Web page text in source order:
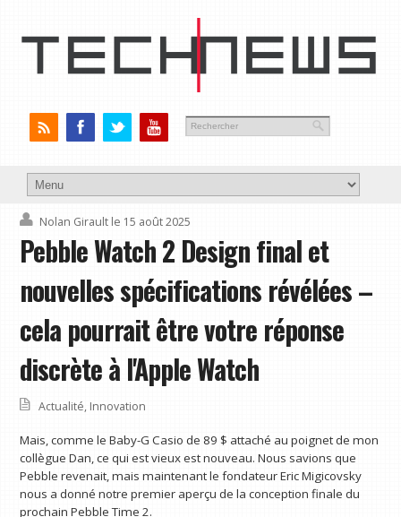
Nolan Girault le 15 août 2025
Pebble Watch 2 Design final et
nouvelles spécifications révélées –
cela pourrait être votre réponse
discrète à l'Apple Watch
Actualité, Innovation
Mais, comme le Baby-G Casio de 89 $ attaché au poignet de mon
collègue Dan, ce qui est vieux est nouveau. Nous savions que
Pebble revenait, mais maintenant le fondateur Eric Migicovsky
nous a donné notre premier aperçu de la conception finale du
prochain Pebble Time 2.